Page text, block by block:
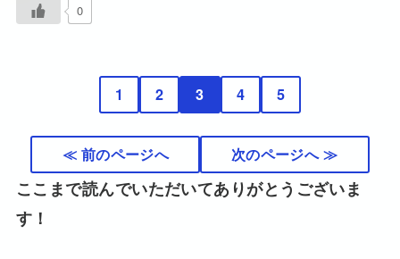
0
1 2 3 4 5
≪ 前のページへ 次のページへ ≫
ここまで読んでいただいてありがとうございま
す！